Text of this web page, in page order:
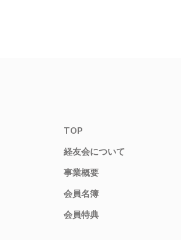
TOP
経友会について
事業概要
会員名簿
会員特典